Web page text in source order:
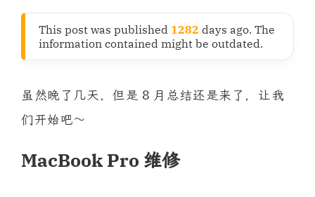
This post was published 1282 days ago. The
information contained might be outdated.
虽然晚了几天，但是 8 月总结还是来了，让我
们开始吧～
MacBook Pro 维修